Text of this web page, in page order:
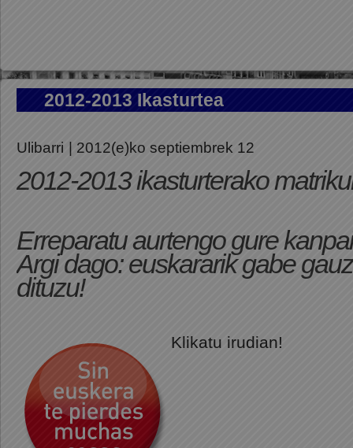
2012-2013 Ikasturtea
Ulibarri | 2012(e)ko septiembrek 12
2012-2013 ikasturterako
Erreparatu aurtengo gure
Argi dago: euskararik gabe
dituzu!
Klikatu irudian!